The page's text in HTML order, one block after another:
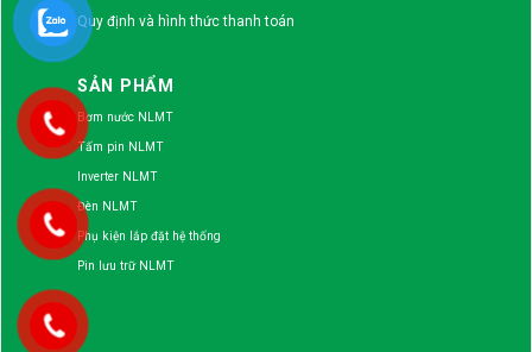
Quy định và hình thức thanh toán
SẢN PHẨM
Bơm nước NLMT
Tấm pin NLMT
Inverter NLMT
Đèn NLMT
Phụ kiện lắp đặt hệ thống
Pin lưu trữ NLMT